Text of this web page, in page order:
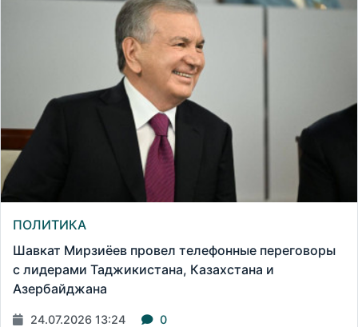
ПОЛИТИКА
Шавкат Мирзиёев провел телефонные переговоры
с лидерами Таджикистана, Казахстана и
Азербайджана
24.07.2026 13:24 0